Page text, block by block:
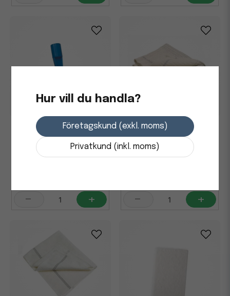
Skurblockshållare Vikan för
skaft Blå 95x230mm
- +
Skurduk Nordex Bomull
Våffelmönstrad 500x600mm
- +
Hur vill du handla?
Företagskund (exkl. moms)
Privatkund (inkl. moms)